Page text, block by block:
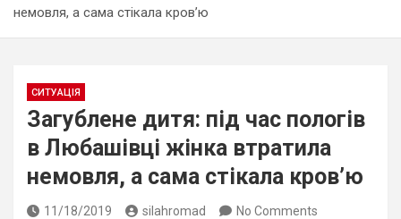
немовля, а сама стікала кров’ю
СИТУАЦІЯ
Загублене дитя: під час пологів
в Любашівці жінка втратила
немовля, а сама стікала кров’ю
11/18/2019 silahromad No Comments